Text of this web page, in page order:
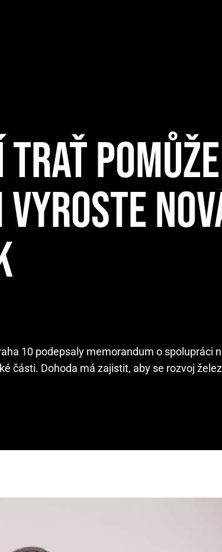
10 podepsaly memorandum o spolupráci
části. Dohoda má zajistit, aby se rozvoj